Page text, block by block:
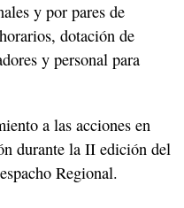
y por pares de
dotación de
y personal para
a las acciones en
durante la II edición del
Regional.